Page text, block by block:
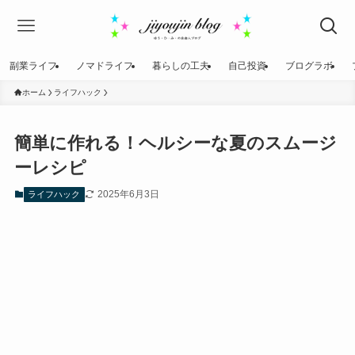
副業ライフ ノマドライフ 暮らしの工夫 自己投資 ブログラボ
ホーム ライフハック
簡単に作れる！ヘルシーな夏のスムージ
ーレシピ
ライフハック 2025年6月3日